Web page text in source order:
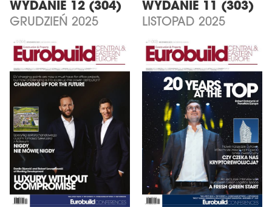
WYDANIE 12 (304)
GRUDZIEŃ 2025
WYDANIE 11 (303)
LISTOPAD 2025